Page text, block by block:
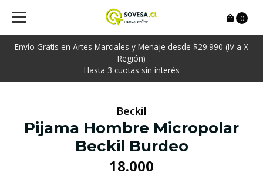
Envío Gratis en Artes Marciales y Menaje desde $29.990 (IV a X
Región)
Hasta 3 cuotas sin interés
0
Beckil
Pijama Hombre Micropolar
Beckil Burdeo
18.000